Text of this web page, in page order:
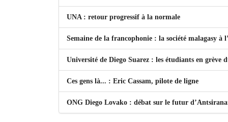
UNA : retour progressif à la normale
Semaine de la francophonie : la société malagasy à
Université de Diego Suarez : les étudiants en grève
Ces gens là... : Eric Cassam, pilote de ligne
ONG Diego Lovako : débat sur le futur